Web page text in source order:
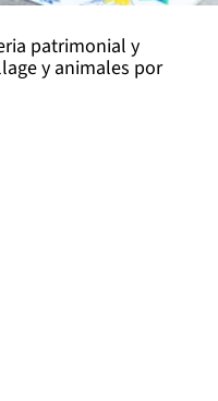
patrimonial y
y animales por